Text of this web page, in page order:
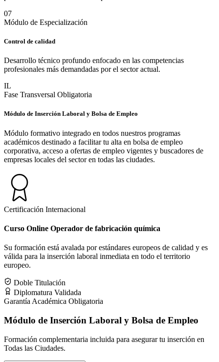
07
Módulo de Especialización
Control de calidad
Desarrollo técnico profundo enfocado en las competencias
profesionales más demandadas por el sector actual.
IL
Fase Transversal Obligatoria
Módulo de Inserción Laboral y Bolsa de Empleo
Módulo formativo integrado en todos nuestros programas
académicos destinado a facilitar tu alta en bolsa de empleo
corporativa, acceso a ofertas de empleo vigentes y buscadores de
empresas locales del sector en todas las ciudades.
Certificación Internacional
Curso Online Operador de fabricación química
Su formación está avalada por estándares europeos de calidad y es
válida para la inserción laboral inmediata en todo el territorio
europeo.
Doble Titulación
Diplomatura Validada
Garantía Académica Obligatoria
Módulo de Inserción Laboral y Bolsa de Empleo
Formación complementaria incluida para asegurar tu inserción en
Todas las Ciudades.